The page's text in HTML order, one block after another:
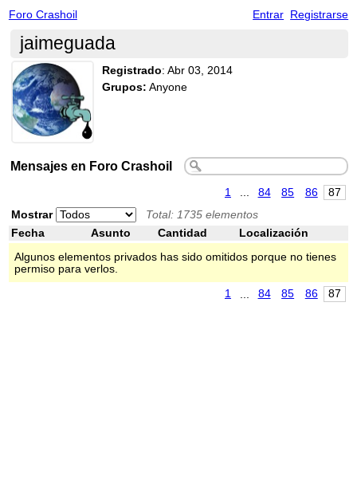
Foro Crashoil Entrar Registrarse
jaimeguada
Registrado: Abr 03, 2014
Grupos: Anyone
Mensajes en Foro Crashoil
1 84 85 86
87
Mostrar
Total: 1735 elementos
Fecha
Asunto Cantidad
Localización
Algunos elementos privados has sido omitidos porque no tienes
permiso para verlos.
1 84 85 86 87